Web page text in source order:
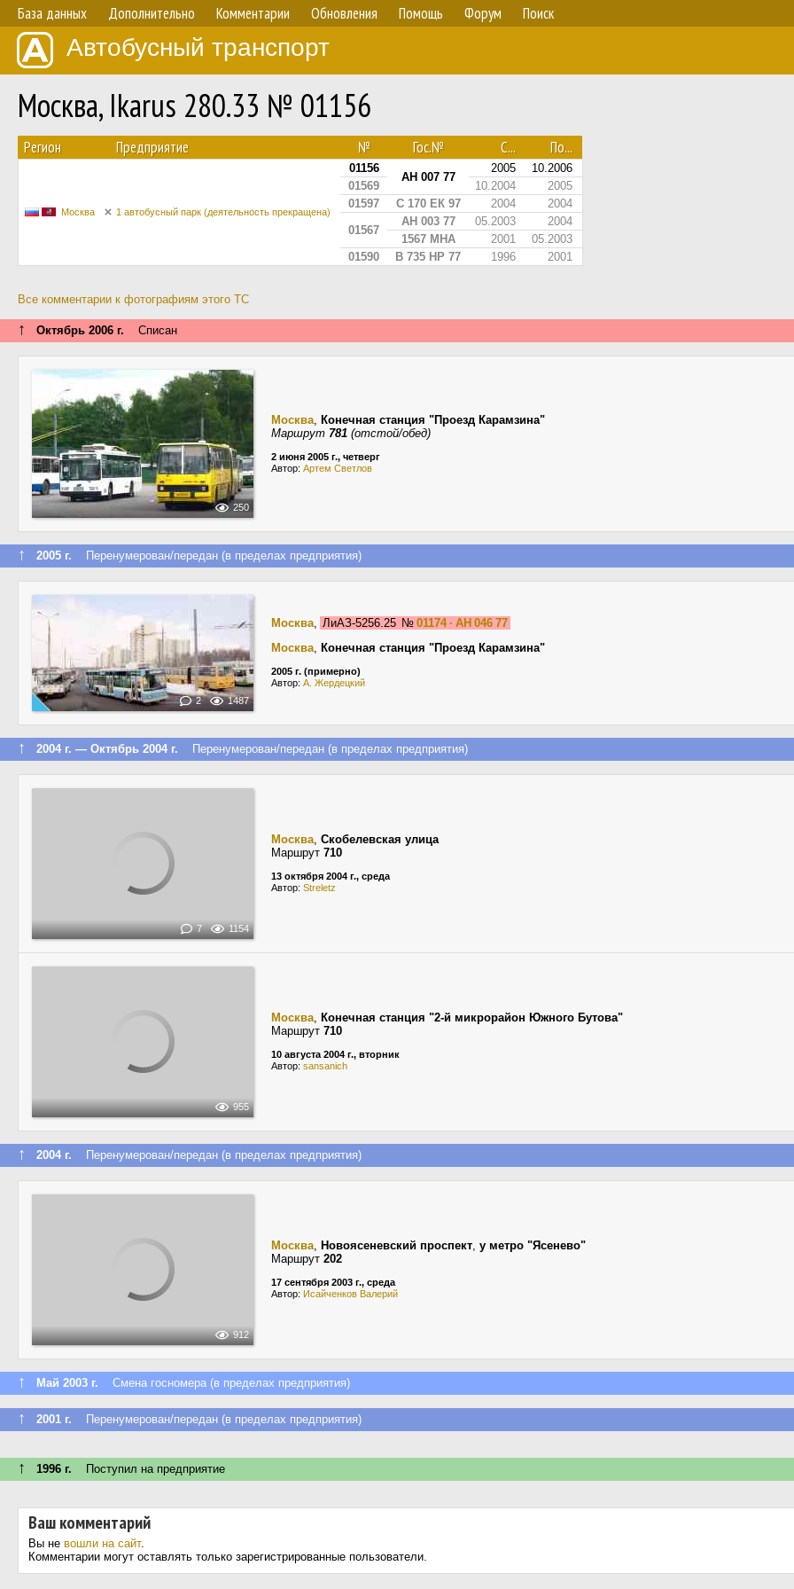
База данных Дополнительно Комментарии Обновления Помощь Форум Поиск
Автобусный транспорт
Москва, Ikarus 280.33 № 01156
Регион Предприятие № Гос.№ С... По...
Москва 1 автобусный парк (деятельность прекращена)
01156
АН 007 77
2005
10.2006
01569
10.2004
2005
01597
С 170 ЕК 97 2004
2004
01567
АН 003 77 05.2003
2004
1567 МНА
2001
05.2003
01590
В 735 НР 77 1996 2001
Все комментарии к фотографиям этого ТС
↑ Октябрь 2006 г. Списан
250
Москва, Конечная станция "Проезд Карамзина"
Маршрут 781 (отстой/обед)
2 июня 2005 г., четверг
Автор: Артем Светлов
↑ 2005 г. Перенумерован/передан (в пределах предприятия)
2 1487
Москва, ЛиАЗ-5256.25 № 01174 · АН 046 77
Москва, Конечная станция "Проезд Карамзина"
2005 г. (примерно)
Автор: А. Жердецкий
↑ 2004 г. — Октябрь 2004 г. Перенумерован/передан (в пределах предприятия)
7 1154
Москва, Скобелевская улица
Маршрут 710
13 октября 2004 г., среда
Автор: Streletz
955
Москва, Конечная станция "2-й микрорайон Южного Бутова"
Маршрут 710
10 августа 2004 г., вторник
Автор: sansanich
↑ 2004 г. Перенумерован/передан (в пределах предприятия)
912
Москва, Новоясеневский проспект, у метро "Ясенево"
Маршрут 202
17 сентября 2003 г., среда
Автор: Исайченков Валерий
↑ Май 2003 г. Смена госномера (в пределах предприятия)
↑ 2001 г. Перенумерован/передан (в пределах предприятия)
↑ 1996 г. Поступил на предприятие
Ваш комментарий
Вы не вошли на сайт.
Комментарии могут оставлять только зарегистрированные пользователи.